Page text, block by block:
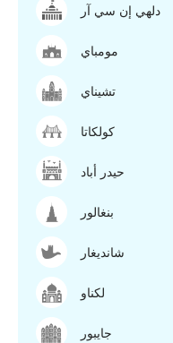
دلهي إن سي آر
مومباي
تشيناي
كولكاتا
حيدر أباد
بنغالور
شانديغار
لكناو
جايبور